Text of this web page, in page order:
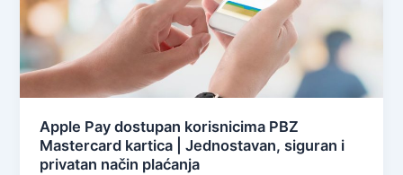
Apple Pay dostupan korisnicima PBZ
Mastercard kartica | Jednostavan, siguran i
privatan način plaćanja